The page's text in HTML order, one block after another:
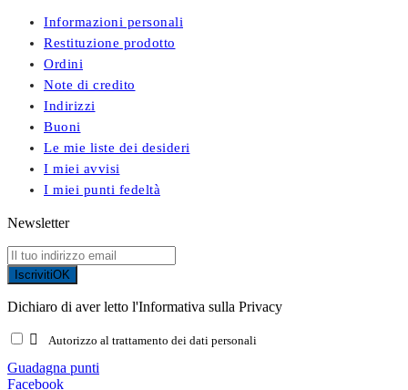
Informazioni personali
Restituzione prodotto
Ordini
Note di credito
Indirizzi
Buoni
Le mie liste dei desideri
I miei avvisi
I miei punti fedeltà
Newsletter
IscrivitiOK
Dichiaro di aver letto l'Informativa sulla Privacy
 Autorizzo al trattamento dei dati personali
Guadagna punti
Facebook